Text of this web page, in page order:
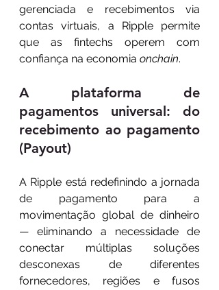
gerenciada e recebimentos via
contas virtuais, a Ripple permite
que as fintechs operem com
confiança na economia onchain.
A plataforma de
pagamentos universal: do
recebimento ao pagamento
(Payout)
A Ripple está redefinindo a jornada
de pagamento para a
movimentação global de dinheiro
— eliminando a necessidade de
conectar múltiplas soluções
desconexas de diferentes
fornecedores, regiões e fusos